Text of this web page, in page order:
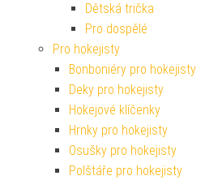
Dětská trička
Pro dospělé
Pro hokejisty
Bonboniéry pro hokejisty
Deky pro hokejisty
Hokejové klíčenky
Hrnky pro hokejisty
Osušky pro hokejisty
Polštáře pro hokejisty